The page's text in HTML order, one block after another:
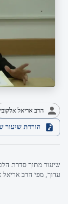
הרב אריאל אלקובי
הורדת שיעור
שיעור מתוך סדרת
ערוך, מפי הרב אריאל